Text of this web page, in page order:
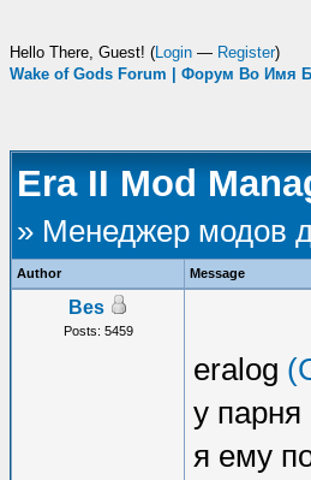
Hello There, Guest! (Login — Register)
Wake of Gods Forum | Форум Во Имя
Era II Mod
» Менеджер модов
Author Message
Bes
Posts: 5459
eralog
у
я ему